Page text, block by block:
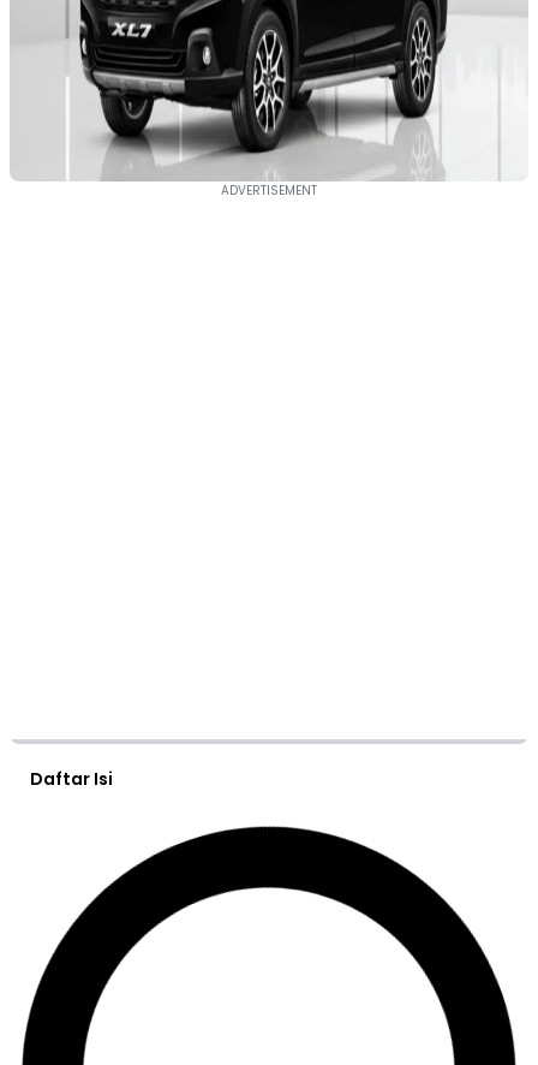
Daftar Isi